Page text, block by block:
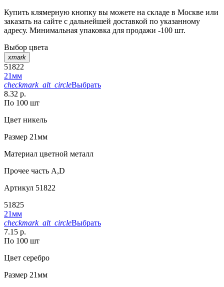
Купить клямерную кнопку вы можете на складе в Москве или
заказать на сайте с дальнейшей доставкой по указанному
адресу. Минимальная упаковка для продажи -100 шт.
Выбор цвета
xmark
51822
21мм
checkmark_alt_circleВыбрать
8.32 р.
По 100 шт
Цвет никель
Размер 21мм
Материал цветной металл
Прочее часть А,D
Артикул 51822
51825
21мм
checkmark_alt_circleВыбрать
7.15 р.
По 100 шт
Цвет серебро
Размер 21мм